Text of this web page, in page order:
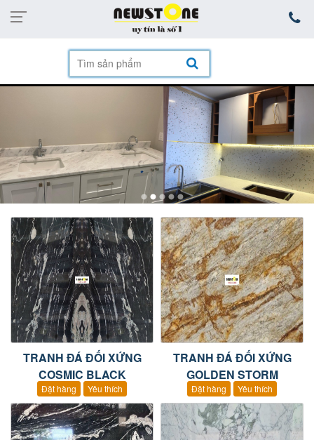
TRANH ĐÁ ĐỐI XỨNG
COSMIC BLACK
Đặt hàng Yêu thích
TRANH ĐÁ ĐỐI XỨNG
GOLDEN STORM
Đặt hàng Yêu thích